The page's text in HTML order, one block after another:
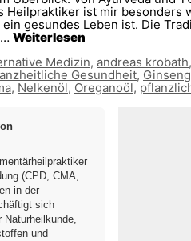
Heilpraktiker ist mir besonders
gesundes Leben ist. Die
Weiterlesen
Medizin, andreas krobath,
Gesundheit, Ginseng
, Nelkenöl, Oreganoöl,
(CPD, CMA,
in der
sich
Naturheilkunde,
und